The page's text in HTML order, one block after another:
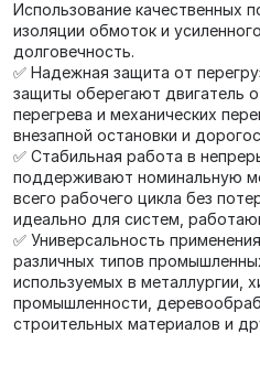
Использование качественных
изоляции обмоток и
долговечность.
✅ Надежная защита от
защиты оберегают двигатель
перегрева и механических
внезапной остановки и
✅ Стабильная работа в
поддерживают номинальную
всего рабочего цикла без
идеально для систем,
✅ Универсальность
различных типов
используемых в металлургии,
промышленности,
строительных материалов и